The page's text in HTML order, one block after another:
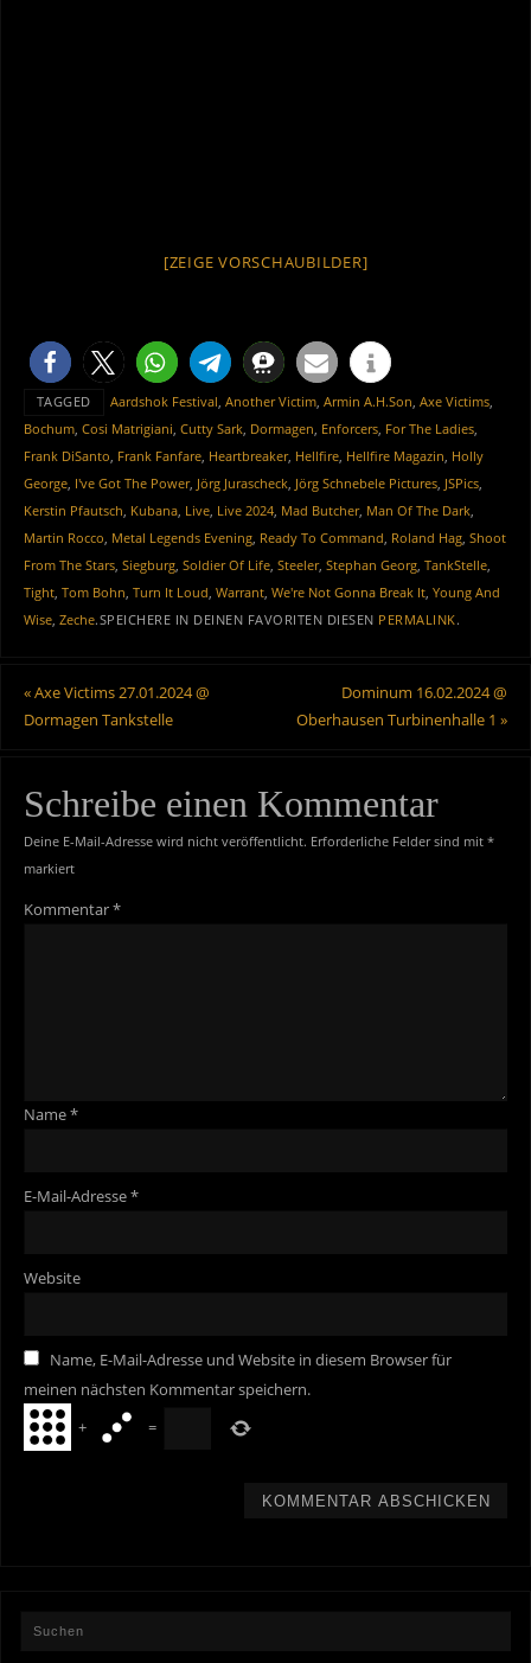
[ZEIGE VORSCHAUBILDER]
TAGGED Aardshok Festival, Another Victim, Armin A.H.Son, Axe Victims,
Bochum, Cosi Matrigiani, Cutty Sark, Dormagen, Enforcers, For The Ladies,
Frank DiSanto, Frank Fanfare, Heartbreaker, Hellfire, Hellfire Magazin, Holly
George, I've Got The Power, Jörg Jurascheck, Jörg Schnebele Pictures, JSPics,
Kerstin Pfautsch, Kubana, Live, Live 2024, Mad Butcher, Man Of The Dark,
Martin Rocco, Metal Legends Evening, Ready To Command, Roland Hag, Shoot
From The Stars, Siegburg, Soldier Of Life, Steeler, Stephan Georg, TankStelle,
Tight, Tom Bohn, Turn It Loud, Warrant, We're Not Gonna Break It, Young And
Wise, Zeche.SPEICHERE IN DEINEN FAVORITEN DIESEN PERMALINK.
«Axe Victims 27.01.2024 @
Dormagen Tankstelle
Dominum 16.02.2024 @
Oberhausen Turbinenhalle 1»
Schreibe einen Kommentar
Deine E-Mail-Adresse wird nicht veröffentlicht. Erforderliche Felder sind mit *
markiert
Kommentar*
Name*
E-Mail-Adresse*
Website
Name, E-Mail-Adresse und Website in diesem Browser für
meinen nächsten Kommentar speichern.
+
=